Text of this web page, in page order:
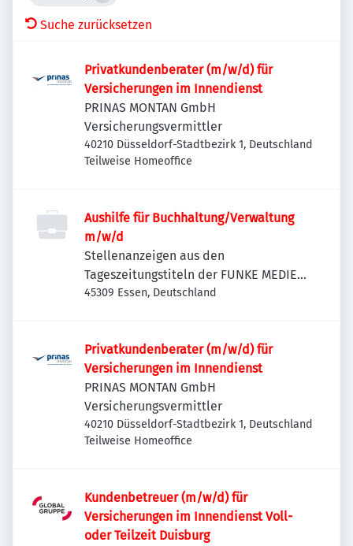
Suche zurücksetzen
Privatkundenberater (m/w/d) für
Versicherungen im Innendienst
PRINAS MONTAN GmbH
Versicherungsvermittler
40210 Düsseldorf-Stadtbezirk 1, Deutschland
Teilweise Homeoffice
Aushilfe für Buchhaltung/Verwaltung
m/w/d
Stellenanzeigen aus den
Tageszeitungstiteln der FUNKE MEDIEN
NRW
45309 Essen, Deutschland
Privatkundenberater (m/w/d) für
Versicherungen im Innendienst
PRINAS MONTAN GmbH
Versicherungsvermittler
40210 Düsseldorf-Stadtbezirk 1, Deutschland
Teilweise Homeoffice
Kundenbetreuer (m/w/d) für
Versicherungen im Innendienst Voll-
oder Teilzeit Duisburg